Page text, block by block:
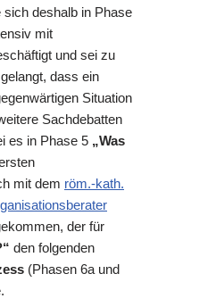
deshalb in Phase
mit
und sei zu
dass ein
Situation
Sachdebatten
es in Phase 5 „Was
mit dem röm.-kath.
der für
den folgenden
(Phasen 6a und